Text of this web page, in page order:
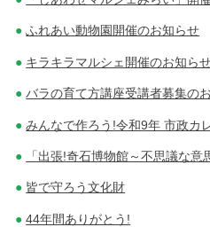
ふれあい動物園開催のお知らせ
キラキラマルシェ開催のお知ら
バラの育て方講座受講者募集の
みんなで作ろう!令和9年 市政カ
「出張!奇石博物館～不思議な
皆で守ろう文化財
44年間ありがとう!